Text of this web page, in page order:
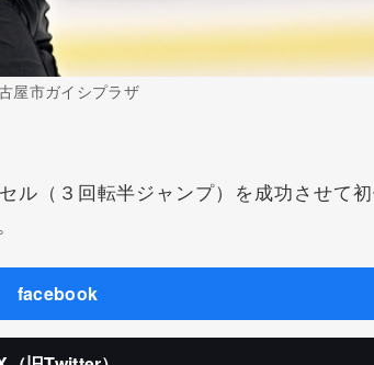
屋市ガイシプラザ
ル（３回転半ジャンプ）を成功させて
facebook